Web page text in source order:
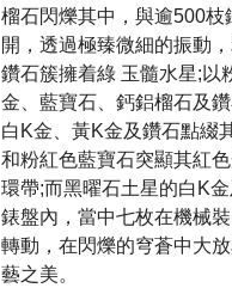
榴石閃爍其中，與逾500
開，透過極臻微細的振動
鑽石簇擁着綠 玉髓水星;以
金、藍寶石、鈣鋁榴石及
白K金、黃K金及鑽石點綴
和粉紅色藍寶石突顯其紅
環帶;而黑曜石土星的白K
錶盤內，當中七枚在機械
轉動，在閃爍的穹蒼中大
藝之美。